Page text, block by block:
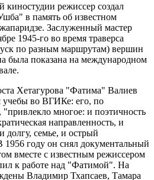
киностудии режиссер создал
в память об известном
Заслуженный мастер
1945-го во время траверса
по разным маршрутам) вершин
была показана на международном
Хетагурова "Фатима" Валиев
учебы во ВГИКе: его, по
многое: и поэтичность
направленность, и
долгу, семье, и острый
году он снял документальный
вместе с известным режиссером
к работе над "Фатимой". На
Владимир Тхапсаев, Тамара